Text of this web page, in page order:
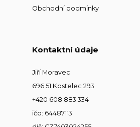
Obchodní podmínky
Kontaktní údaje
Jiří Moravec
696 51 Kostelec 293
+420 608 883 334
ičo: 64487113